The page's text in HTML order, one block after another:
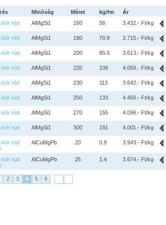
Minõség Méret kg/fm
Ár
kör rúd
AlMgSi1 160 56 3.432.- Ft/kg
kör rúd AlMgSi1 180 70.8 3.715.- Ft/kg
kör rúd AlMgSi1 200 85.5 3.613.- Ft/kg
kör rúd AlMgSi1 220 106 4.069.- Ft/kg
kör rúd AlMgSi1 230 113 3.642.- Ft/kg
kör rúd AlMgSi1 250 133 4.450.- Ft/kg
kör rúd AlMgSi1 270 155 4.096.- Ft/kg
kör rúd AlMgSi1 300 191 4.001.- Ft/kg
kör rúd
AlCuMgPb 20 0.9 3.943.- Ft/kg
kör rúd
AlCuMgPb 25 1.4 3.674.- Ft/kg
2 3 4 5 6